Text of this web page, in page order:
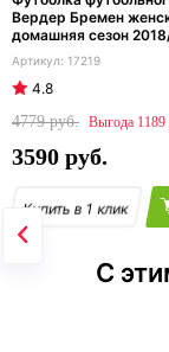
Вердер Бремен
домашняя сезон
17219
4.8
4779
1189
3590
С